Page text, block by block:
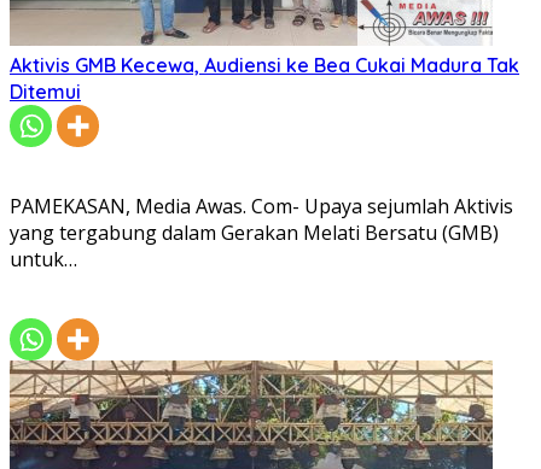
Aktivis GMB Kecewa, Audiensi ke Bea Cukai Madura Tak
Ditemui
PAMEKASAN, Media Awas. Com- Upaya sejumlah Aktivis
yang tergabung dalam Gerakan Melati Bersatu (GMB)
untuk…